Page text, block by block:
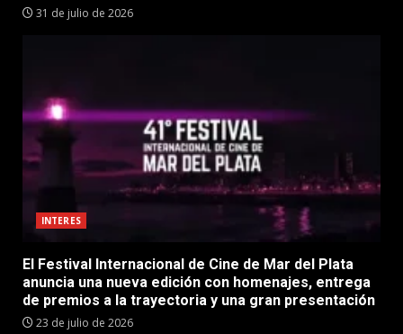
31 de julio de 2026
INTERES
El Festival Internacional de Cine de Mar del Plata
anuncia una nueva edición con homenajes, entrega
de premios a la trayectoria y una gran presentación
23 de julio de 2026